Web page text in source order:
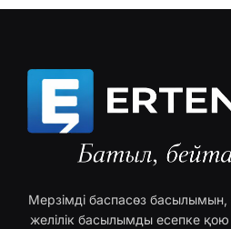
Мерзімді баспасөз басылымын,
желілік басылымды есепке